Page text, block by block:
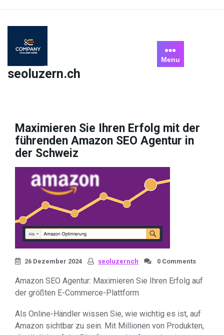
content
seoluzern.ch
Menu
Maximieren Sie Ihren Erfolg mit der
führenden Amazon SEO Agentur in
der Schweiz
26 Dezember 2024 seoluzernch 0 Comments
Amazon SEO Agentur: Maximieren Sie Ihren Erfolg auf
der größten E-Commerce-Plattform
Als Online-Händler wissen Sie, wie wichtig es ist, auf
Amazon sichtbar zu sein. Mit Millionen von Produkten,